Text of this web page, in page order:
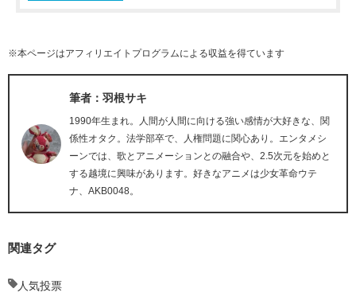
※本ページはアフィリエイトプログラムによる収益を得ています
筆者：羽根サキ
1990年生まれ。人間が人間に向ける強い感情が大好きな、関
係性オタク。法学部卒で、人権問題に関心あり。エンタメシ
ーンでは、歌とアニメーションとの融合や、2.5次元を始めと
する越境に興味があります。好きなアニメは少女革命ウテ
ナ、AKB0048。
関連タグ
人気投票